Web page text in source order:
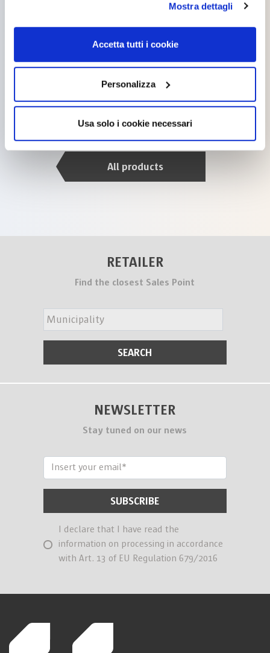
cookie accettare. Per ulteriori informazioni consulta
lacookie policy.
Mostra dettagli
Accetta tutti i cookie
Personalizza
Usa solo i cookie necessari
Products you might be
interested in
All products
RETAILER
Find the closest Sales Point
NEWSLETTER
Stay tuned on our news
I declare that I have read the
information on processing in accordance
with Art. 13 of EU Regulation 679/2016